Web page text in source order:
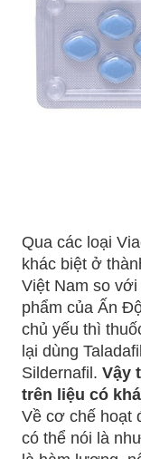
Qua các loại
khác biệt ở
Việt Nam so
phẩm của Ấn
chủ yếu thì
lại dùng
Sildernafil. Vậy
trên liệu có
Về cơ chế hoạt
có thể nói là